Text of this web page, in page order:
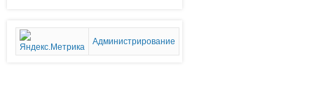
Администрирование